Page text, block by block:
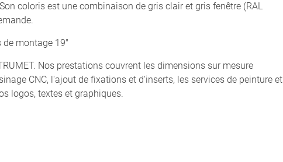
coloris est une combinaison de gris clair et gris fenêtre (RAL
montage 19"
Nos prestations couvrent les dimensions sur mesure
CNC, l'ajout de fixations et d'inserts, les services de peinture et
logos, textes et graphiques.